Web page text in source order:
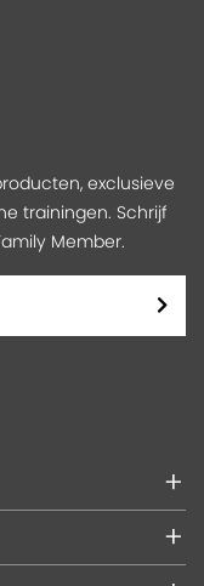
exclusieve
trainingen. Schrijf
Member.